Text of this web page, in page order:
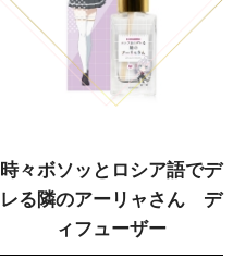
時々ボソッとロシア語でデ
レる隣のアーリャさん デ
ィフューザー